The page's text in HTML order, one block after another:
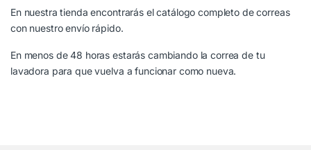
En nuestra tienda encontrarás el catálogo completo de correas
con nuestro envío rápido.
En menos de 48 horas estarás cambiando la correa de tu
lavadora para que vuelva a funcionar como nueva.